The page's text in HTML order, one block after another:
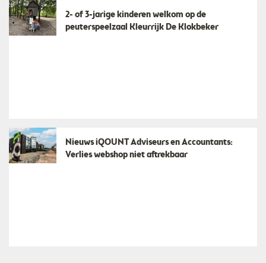
2- of 3-jarige kinderen welkom op de
peuterspeelzaal Kleurrijk De Klokbeker
Nieuws iQOUNT Adviseurs en Accountants:
Verlies webshop niet aftrekbaar